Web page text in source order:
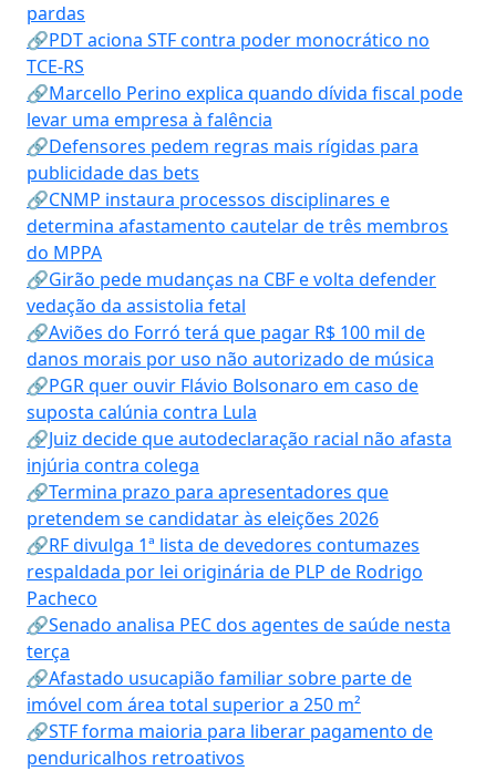
pardas
🔗PDT aciona STF contra poder monocrático no
TCE-RS
🔗Marcello Perino explica quando dívida fiscal pode
levar uma empresa à falência
🔗Defensores pedem regras mais rígidas para
publicidade das bets
🔗CNMP instaura processos disciplinares e
determina afastamento cautelar de três membros
do MPPA
🔗Girão pede mudanças na CBF e volta defender
vedação da assistolia fetal
🔗Aviões do Forró terá que pagar R$ 100 mil de
danos morais por uso não autorizado de música
🔗PGR quer ouvir Flávio Bolsonaro em caso de
suposta calúnia contra Lula
🔗Juiz decide que autodeclaração racial não afasta
injúria contra colega
🔗Termina prazo para apresentadores que
pretendem se candidatar às eleições 2026
🔗RF divulga 1ª lista de devedores contumazes
respaldada por lei originária de PLP de Rodrigo
Pacheco
🔗Senado analisa PEC dos agentes de saúde nesta
terça
🔗Afastado usucapião familiar sobre parte de
imóvel com área total superior a 250 m²
🔗STF forma maioria para liberar pagamento de
penduricalhos retroativos